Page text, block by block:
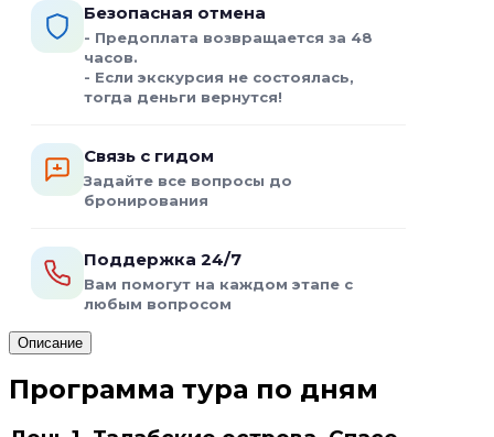
Безопасная отмена
- Предоплата возвращается за 48
часов.
- Если экскурсия не состоялась,
тогда деньги вернутся!
Связь с гидом
Задайте все вопросы до
бронирования
Поддержка 24/7
Вам помогут на каждом этапе с
любым вопросом
Описание
Программа тура по дням